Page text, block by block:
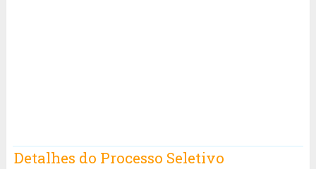
Detalhes do Processo Seletivo